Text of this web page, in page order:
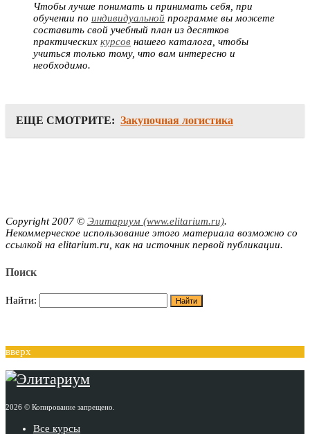
Чтобы лучше понимать и принимать себя, при
обучении по индивидуальной программе вы можете
составить свой учебный план из десятков
практических курсов нашего каталога, чтобы
учиться только тому, что вам интересно и
необходимо.
ЕЩЕ СМОТРИТЕ: Закупочная логистика
Copyright 2007 © Элитариум (www.elitarium.ru).
Некоммерческое использование этого материала возможно со
ссылкой на elitarium.ru, как на источник первой публикации.
Поиск
Найти:
вверх
2026 © Копирование запрещено.
Все курсы